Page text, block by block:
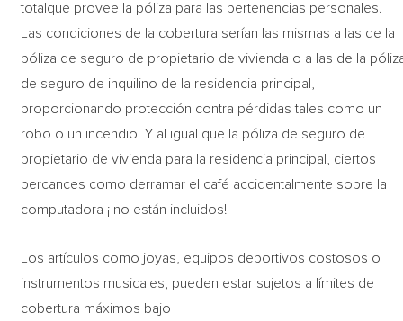
totalque provee la póliza para las pertenencias personales.
Las condiciones de la cobertura serían las mismas a las de la
póliza de seguro de propietario de vivienda o a las de la
de seguro de inquilino de la residencia principal,
proporcionando protección contra pérdidas tales como un
robo o un incendio. Y al igual que la póliza de seguro de
propietario de vivienda para la residencia principal, ciertos
percances como derramar el café accidentalmente sobre la
computadora ¡ no están incluidos!
Los artículos como joyas, equipos deportivos costosos o
instrumentos musicales, pueden estar sujetos a límites de
cobertura máximos bajo